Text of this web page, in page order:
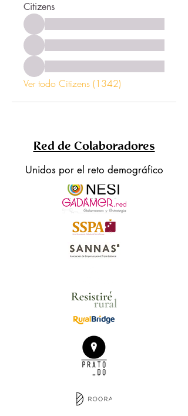
Citizens
Ver todo Citizens (1342)
Red de Colaboradores
Unidos por el reto demográfico